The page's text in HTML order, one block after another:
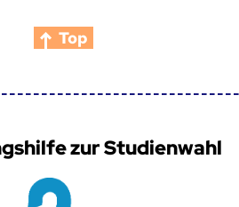
Top
zur Studienwahl